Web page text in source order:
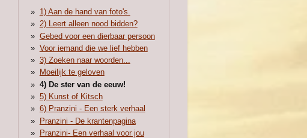
1) Aan de hand van foto's.
2) Leert alleen nood bidden?
Gebed voor een dierbaar persoon
Voor iemand die we lief hebben
3) Zoeken naar woorden...
Moeilijk te geloven
4) De ster van de eeuw!
5) Kunst of Kitsch
6) Pranzini - Een sterk verhaal
Pranzini - De krantenpagina
Pranzini- Een verhaal voor jou